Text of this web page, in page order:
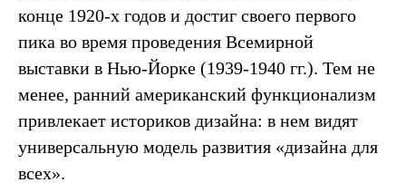
конце 1920-х годов и достиг своего первого
пика во время проведения Всемирной
выставки в Нью-Йорке (1939-1940 гг.). Тем не
менее, ранний американский функционализм
привлекает историков дизайна: в нем видят
универсальную модель развития «дизайна для
всех».